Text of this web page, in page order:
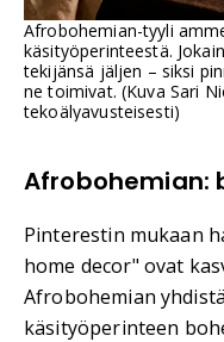
Afrobohemian-tyyli
käsityöperinteestä.
tekijänsä jäljen – siksi
ne toimivat. (Kuva Sari
tekoälyavusteisesti)
Afrobohemian:
Pinterestin mukaan
home decor" ovat
Afrobohemian
käsityöperinteen